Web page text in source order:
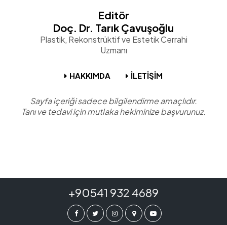
Editör
Doç. Dr. Tarık Çavuşoğlu
Plastik, Rekonstrüktif ve Estetik Cerrahi
Uzmanı
HAKKIMDA İLETİŞİM
Sayfa içeriği sadece bilgilendirme amaçlıdır.
Tanı ve tedavi için mutlaka hekiminize başvurunuz.
+90541 932 4689